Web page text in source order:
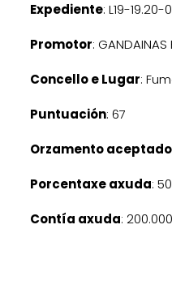
Expediente: L19-19.20-
Promotor: GANDAINAS
Concello e Lugar:
Puntuación: 67
Orzamento aceptado
Porcentaxe axuda:
Contía axuda: